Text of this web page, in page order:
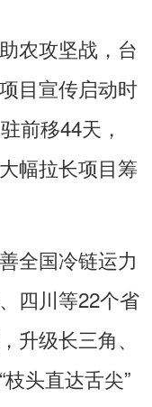
农攻坚战，台
目宣传启动时
前移44天，
幅拉长项目筹
全国冷链运力
四川等22个省
升级长三角、
头直达舌尖”